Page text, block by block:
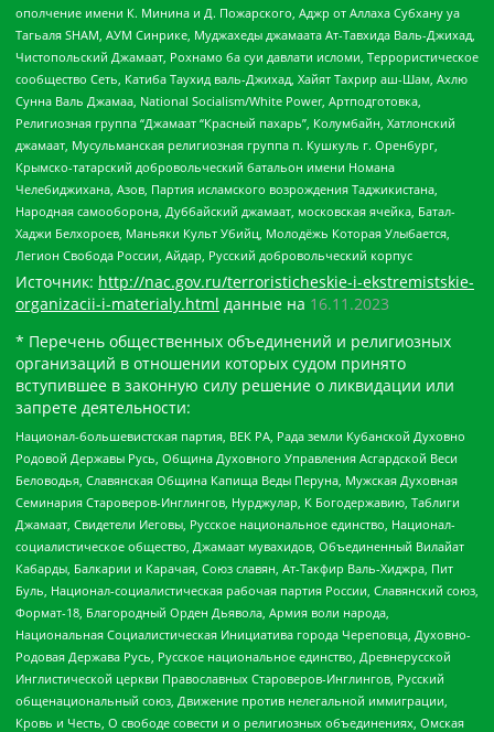
ополчение имени К. Минина и Д. Пожарского, Аджр от Аллаха Субхану уа
Тагьаля SHAM, АУМ Синрике, Муджахеды джамаата Ат-Тавхида Валь-Джихад,
Чистопольский Джамаат, Рохнамо ба суи давлати исломи, Террористическое
сообщество Сеть, Катиба Таухид валь-Джихад, Хайят Тахрир аш-Шам, Ахлю
Сунна Валь Джамаа, National Socialism/White Power, Артподготовка,
Религиозная группа “Джамаат “Красный пахарь”, Колумбайн, Хатлонский
джамаат, Мусульманская религиозная группа п. Кушкуль г. Оренбург,
Крымско-татарский добровольческий батальон имени Номана
Челебиджихана, Азов, Партия исламского возрождения Таджикистана,
Народная самооборона, Дуббайский джамаат, московская ячейка, Батал-
Хаджи Белхороев, Маньяки Культ Убийц, Молодёжь Которая Улыбается,
Легион Свобода России, Айдар, Русский добровольческий корпус
Источник: http://nac.gov.ru/terroristicheskie-i-ekstremistskie-
organizacii-i-materialy.html данные на 16.11.2023
* Перечень общественных объединений и религиозных
организаций в отношении которых судом принято
вступившее в законную силу решение о ликвидации или
запрете деятельности:
Национал-большевистская партия, ВЕК РА, Рада земли Кубанской Духовно
Родовой Державы Русь, Община Духовного Управления Асгардской Веси
Беловодья, Славянская Община Капища Веды Перуна, Мужская Духовная
Семинария Староверов-Инглингов, Нурджулар, К Богодержавию, Таблиги
Джамаат, Свидетели Иеговы, Русское национальное единство, Национал-
социалистическое общество, Джамаат мувахидов, Объединенный Вилайат
Кабарды, Балкарии и Карачая, Союз славян, Ат-Такфир Валь-Хиджра, Пит
Буль, Национал-социалистическая рабочая партия России, Славянский союз,
Формат-18, Благородный Орден Дьявола, Армия воли народа,
Национальная Социалистическая Инициатива города Череповца, Духовно-
Родовая Держава Русь, Русское национальное единство, Древнерусской
Инглистической церкви Православных Староверов-Инглингов, Русский
общенациональный союз, Движение против нелегальной иммиграции,
Кровь и Честь, О свободе совести и о религиозных объединениях, Омская